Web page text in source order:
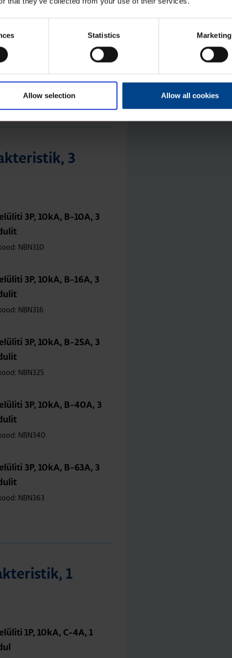
Statistics Marketing
Allow selection Allow all cookies
NBN240
2P, 10kA, B-63A, 2
NBN263
3
3P, 10kA, B-10A, 3
NBN310
3P, 10kA, B-16A, 3
NBN316
3P, 10kA, B-25A, 3
NBN325
3P, 10kA, B-40A, 3
NBN340
3P, 10kA, B-63A, 3
NBN363
1
1P, 10kA, C-4A, 1